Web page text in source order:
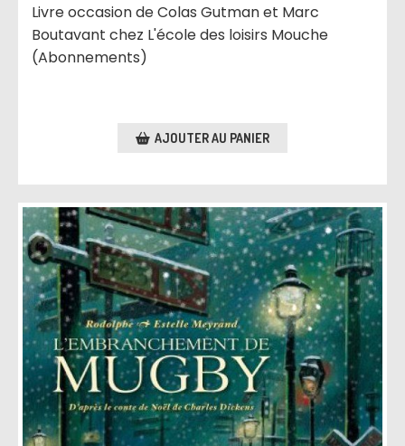
Livre occasion de Colas Gutman et Marc
Boutavant chez L'école des loisirs Mouche
(Abonnements)
AJOUTER AU PANIER